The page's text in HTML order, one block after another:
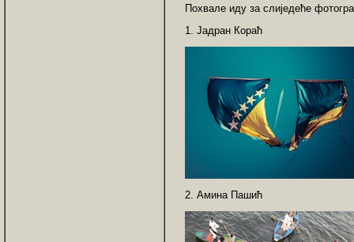
Похвале иду за слиједеће
1. Јадран Кораћ
2. Амина Пашић